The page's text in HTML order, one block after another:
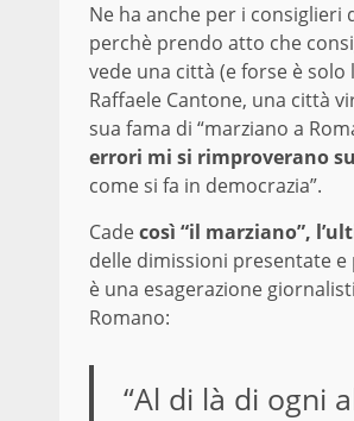
Ne ha anche per i
perchè prendo atto che
vede una città (e forse è
Raffaele Cantone, una città
sua fama di “marziano a
errori mi si rimproverano
come si fa in democrazia”.
Cadecosì “il marziano”,
delle dimissioni presentate
è una esagerazione
Romano:
“Al di là di ogni